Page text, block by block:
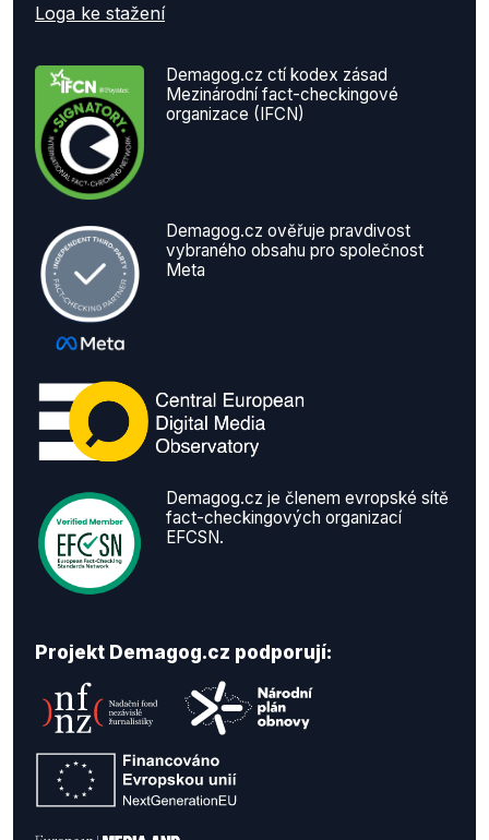
Loga ke stažení
Demagog.cz ctí kodex zásad
Mezinárodní fact-checkingové
organizace (IFCN)
Demagog.cz ověřuje pravdivost
vybraného obsahu pro společnost
Meta
Demagog.cz je členem evropské sítě
fact-checkingových organizací
EFCSN.
Projekt Demagog.cz podporují: